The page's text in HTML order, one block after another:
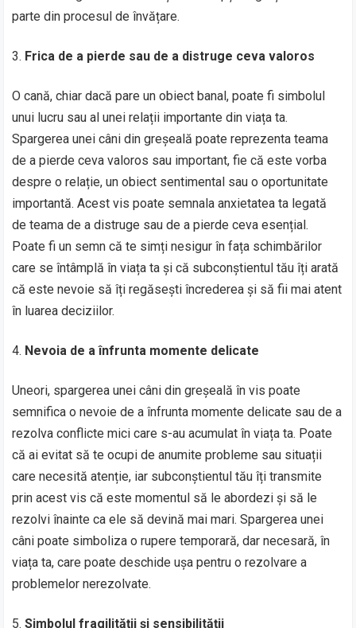
parte din procesul de învățare.
Frica de a pierde sau de a distruge ceva valoros
O cană, chiar dacă pare un obiect banal, poate fi simbolul
unui lucru sau al unei relații importante din viața ta.
Spargerea unei câni din greșeală poate reprezenta teama
de a pierde ceva valoros sau important, fie că este vorba
despre o relație, un obiect sentimental sau o oportunitate
importantă. Acest vis poate semnala anxietatea ta legată
de teama de a distruge sau de a pierde ceva esențial.
Poate fi un semn că te simți nesigur în fața schimbărilor
care se întâmplă în viața ta și că subconștientul tău îți arată
că este nevoie să îți regăsești încrederea și să fii mai atent
în luarea deciziilor.
Nevoia de a înfrunta momente delicate
Uneori, spargerea unei câni din greșeală în vis poate
semnifica o nevoie de a înfrunta momente delicate sau de a
rezolva conflicte mici care s-au acumulat în viața ta. Poate
că ai evitat să te ocupi de anumite probleme sau situații
care necesită atenție, iar subconștientul tău îți transmite
prin acest vis că este momentul să le abordezi și să le
rezolvi înainte ca ele să devină mai mari. Spargerea unei
câni poate simboliza o rupere temporară, dar necesară, în
viața ta, care poate deschide ușa pentru o rezolvare a
problemelor nerezolvate.
Simbolul fragilității și sensibilității